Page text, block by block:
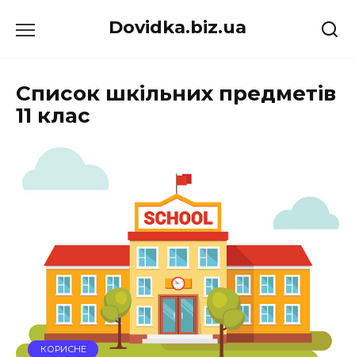
до
Dovidka.biz.ua
Список шкільних предметів
11 клас
КОРИСНЕ